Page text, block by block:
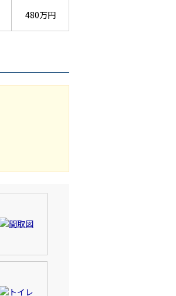
480万円